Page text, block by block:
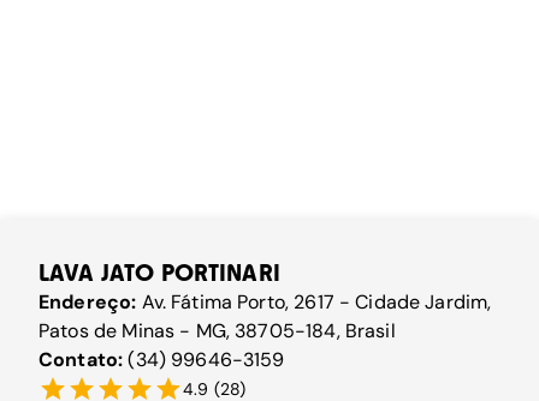
LAVA JATO PORTINARI
Endereço: Av. Fátima Porto, 2617 - Cidade Jardim,
Patos de Minas - MG, 38705-184, Brasil
Contato:(34) 99646-3159
4.9 (28)